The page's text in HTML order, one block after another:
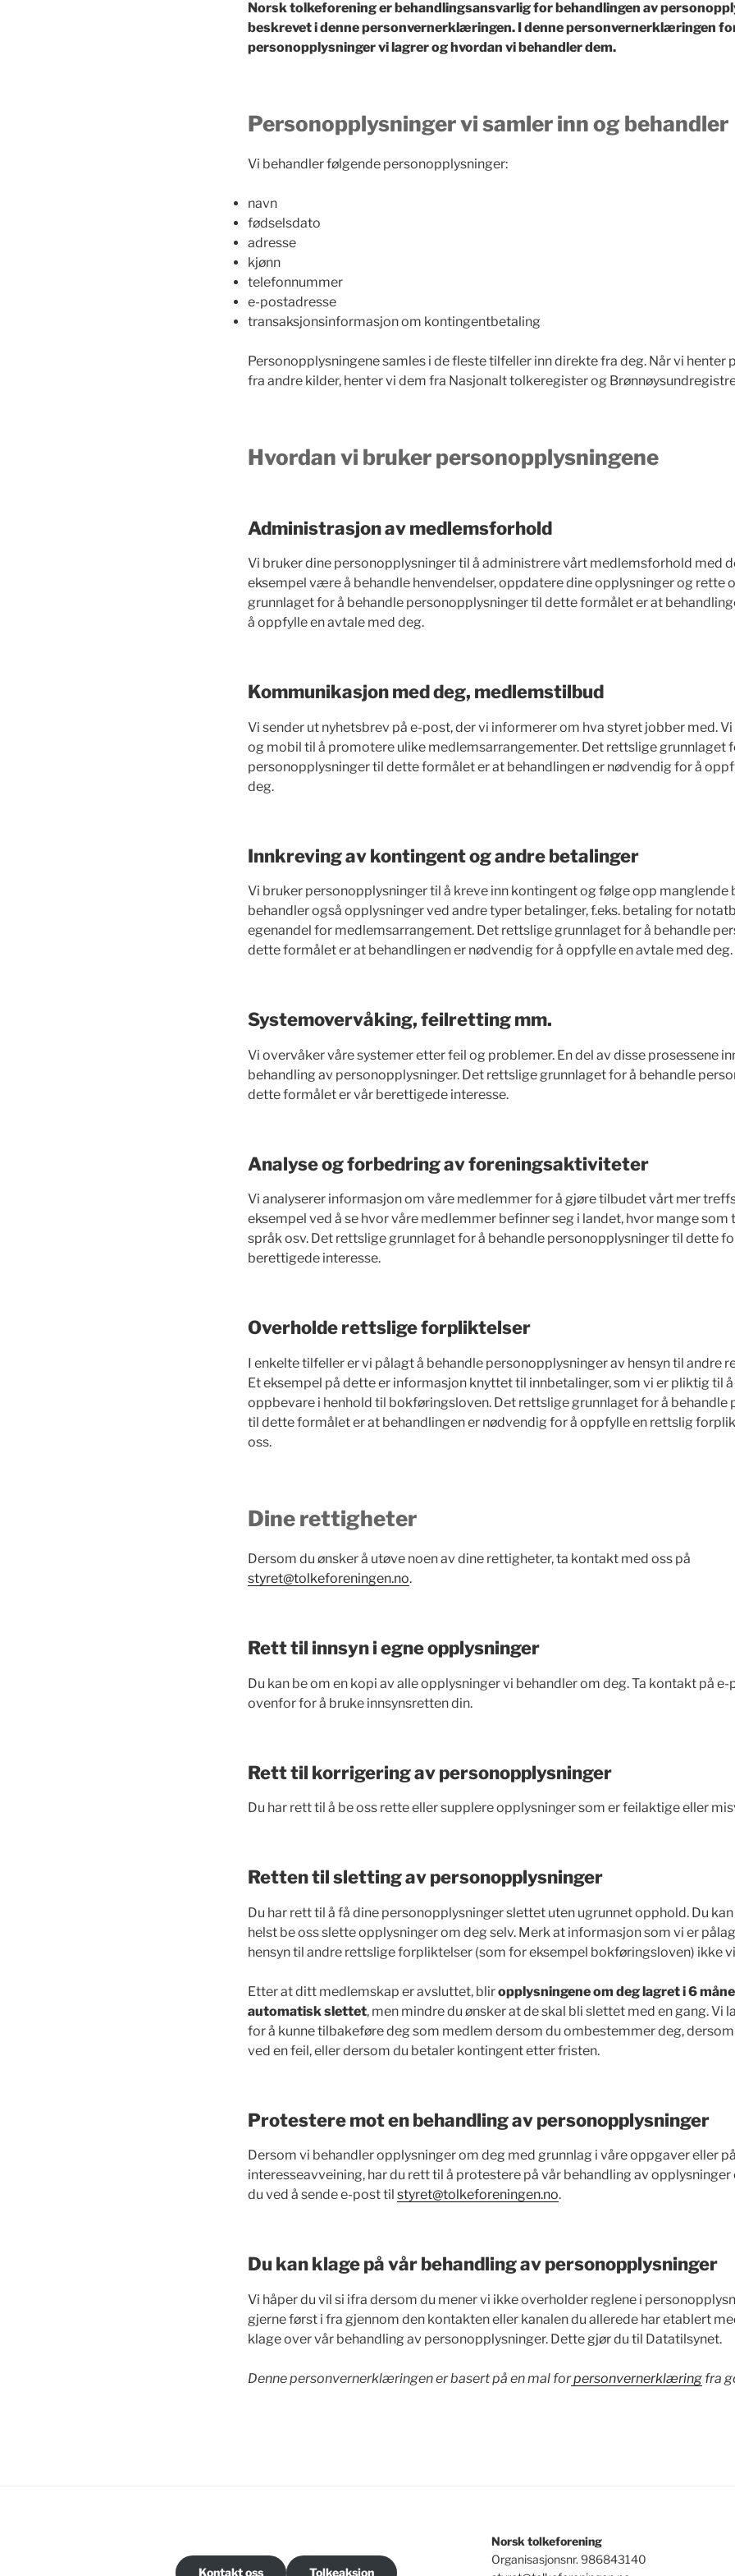
Norsk tolkeforening er behandlingsansvarlig for behandlingen av
beskrevet i denne personvernerklæringen. I denne personvernerklæringen
personopplysninger vi lagrer og hvordan vi behandler dem.
Personopplysninger vi samler inn og behandler
Vi behandler følgende personopplysninger:
navn
fødselsdato
adresse
kjønn
telefonnummer
e-postadresse
transaksjonsinformasjon om kontingentbetaling
Personopplysningene samles i de fleste tilfeller inn direkte fra deg. Når vi henter
fra andre kilder, henter vi dem fra Nasjonalt tolkeregister og
Hvordan vi bruker personopplysningene
Administrasjon av medlemsforhold
Vi bruker dine personopplysninger til å administrere vårt medlemsforhold med
eksempel være å behandle henvendelser, oppdatere dine opplysninger og rette
grunnlaget for å behandle personopplysninger til dette formålet er at
å oppfylle en avtale med deg.
Kommunikasjon med deg, medlemstilbud
Vi sender ut nyhetsbrev på e-post, der vi informerer om hva styret jobber med.
og mobil til å promotere ulike medlemsarrangementer. Det rettslige grunnlaget
personopplysninger til dette formålet er at behandlingen er nødvendig for å
deg.
Innkreving av kontingent og andre betalinger
Vi bruker personopplysninger til å kreve inn kontingent og følge opp manglende
behandler også opplysninger ved andre typer betalinger, f.eks. betaling for
egenandel for medlemsarrangement. Det rettslige grunnlaget for å behandle
dette formålet er at behandlingen er nødvendig for å oppfylle en avtale med deg.
Systemovervåking, feilretting mm.
Vi overvåker våre systemer etter feil og problemer. En del av disse prosessene
behandling av personopplysninger. Det rettslige grunnlaget for å behandle
dette formålet er vår berettigede interesse.
Analyse og forbedring av foreningsaktiviteter
Vi analyserer informasjon om våre medlemmer for å gjøre tilbudet vårt mer
eksempel ved å se hvor våre medlemmer befinner seg i landet, hvor mange
språk osv. Det rettslige grunnlaget for å behandle personopplysninger til dette
berettigede interesse.
Overholde rettslige forpliktelser
I enkelte tilfeller er vi pålagt å behandle personopplysninger av hensyn til andre
Et eksempel på dette er informasjon knyttet til innbetalinger, som vi er pliktig til
oppbevare i henhold til bokføringsloven. Det rettslige grunnlaget for å behandle
til dette formålet er at behandlingen er nødvendig for å oppfylle en rettslig
oss.
Dine rettigheter
Dersom du ønsker å utøve noen av dine rettigheter, ta kontakt med oss på
styret@tolkeforeningen.no.
Rett til innsyn i egne opplysninger
Du kan be om en kopi av alle opplysninger vi behandler om deg. Ta kontakt på
ovenfor for å bruke innsynsretten din.
Rett til korrigering av personopplysninger
Du har rett til å be oss rette eller supplere opplysninger som er feilaktige eller
Retten til sletting av personopplysninger
Du har rett til å få dine personopplysninger slettet uten ugrunnet opphold. Du
helst be oss slette opplysninger om deg selv. Merk at informasjon som vi er
hensyn til andre rettslige forpliktelser (som for eksempel bokføringsloven) ikke
Etter at ditt medlemskap er avsluttet, bliropplysningene om deg lagret i 6
automatisk slettet, men mindre du ønsker at de skal bli slettet med en gang. Vi
for å kunne tilbakeføre deg som medlem dersom du ombestemmer deg,
ved en feil, eller dersom du betaler kontingent etter fristen.
Protestere mot en behandling av personopplysninger
Dersom vi behandler opplysninger om deg med grunnlag i våre oppgaver eller
interesseavveining, har du rett til å protestere på vår behandling av
du ved å sende e-post til styret@tolkeforeningen.no.
Du kan klage på vår behandling av personopplysninger
Vi håper du vil si ifra dersom du mener vi ikke overholder reglene i
gjerne først i fra gjennom den kontakten eller kanalen du allerede har etablert
klage over vår behandling av personopplysninger. Dette gjør du til Datatilsynet.
Denne personvernerklæringen er basert på en mal forpersonvernerklæring fra
Kontakt oss Tolkeaksjon
Norsk tolkeforening
Organisasjonsnr. 986843140